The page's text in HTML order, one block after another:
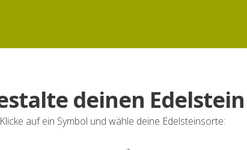
deinen Edelstein
Klicke auf ein Symbol und wähle deine Edelsteinsorte: